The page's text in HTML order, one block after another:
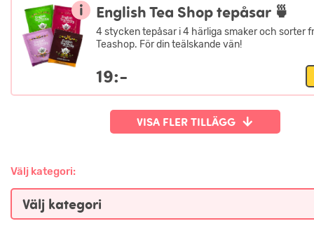
i English Tea Shop tepåsar 🍵
4 stycken tepåsar i 4 härliga smaker och sorter
Teashop. För din teälskande vän!
19:-
VISA FLER TILLÄGG
Välj kategori: